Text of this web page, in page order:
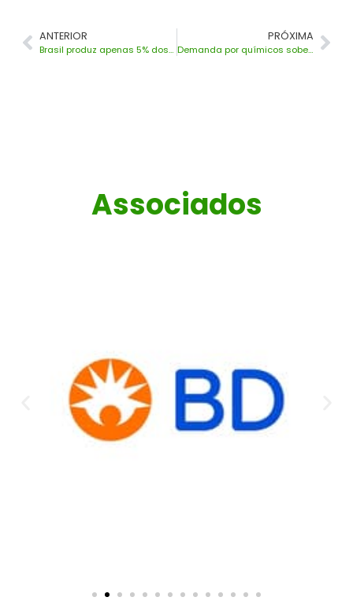
ANTERIOR
Brasil produz apenas 5% dos insumos para a indústria farmacêutica
PRÓXIMA
Demanda por químicos sobe 9,2% no primeiro trimestre de 2021
Associados